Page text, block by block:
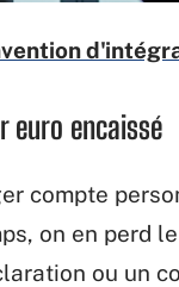
euro encaissé
compte
on en perd
ou un